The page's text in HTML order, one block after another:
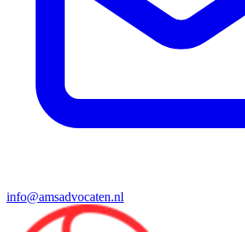
info@amsadvocaten.nl